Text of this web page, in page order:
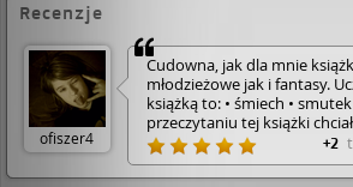
Recenzje
ofiszer4
Cudowna, jak dla mnie
młodzieżowe jak i fantasy.
książką to: • śmiech • smutek
przeczytaniu tej książki
szczęście są 4 tomy
Szczerze zachęcam do jej
+2